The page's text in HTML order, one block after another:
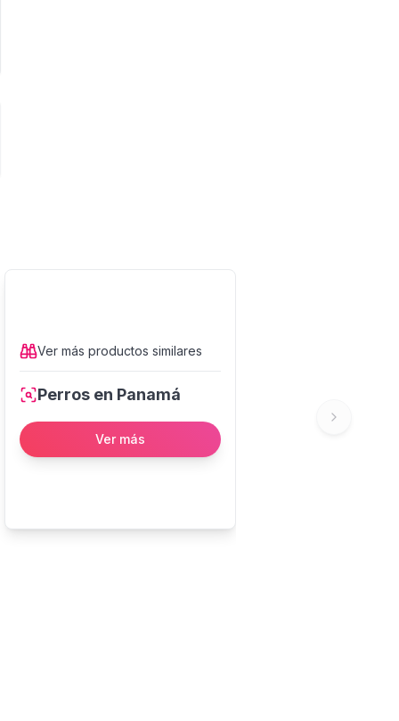
Ver más productos similares
Perros en Panamá
Ver más
Next slide